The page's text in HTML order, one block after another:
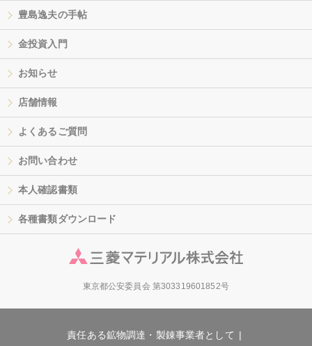
豊島逸夫の手帖
金投資入門
お知らせ
店舗情報
よくあるご質問
お問い合わせ
本人確認書類
各種書類ダウンロード
東京都公安委員会 第303319601852号
責任ある鉱物調達・製錬事業者として